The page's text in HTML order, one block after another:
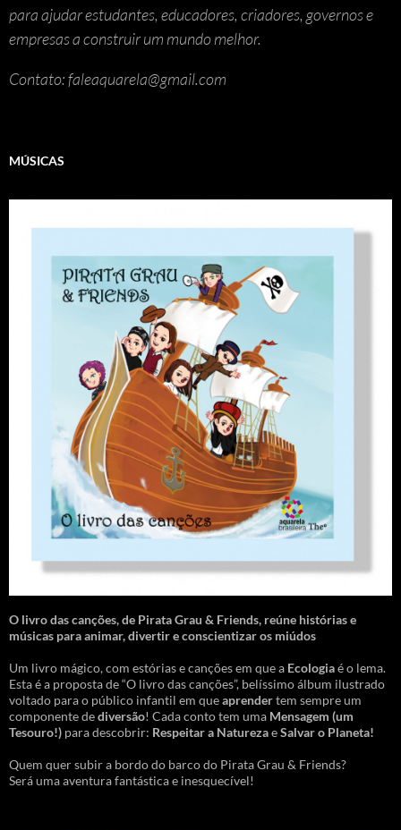
para ajudar estudantes, educadores, criadores, governos e
empresas a construir um mundo melhor.
Contato: faleaquarela@gmail.com
MÚSICAS
O livro das canções,de Pirata Grau & Friends, reúne histórias e
músicas para animar, divertir e conscientizar os miúdos
Um livro mágico, com estórias e canções em que a Ecologiaé o lema.
Esta é a proposta de “O livro das canções”, belíssimo álbum ilustrado
voltado para o público infantil em queaprendertem sempre um
componente dediversão! Cada conto tem uma Mensagem (um
Tesouro!) para descobrir: Respeitar a NaturezaeSalvar o Planeta!
Quem quer subir a bordo do barco do Pirata Grau & Friends?
Será uma aventura fantástica e inesquecível!